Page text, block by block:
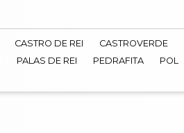
CASTRO DE REI CASTROVERDE
PALAS DE REI PEDRAFITA POL